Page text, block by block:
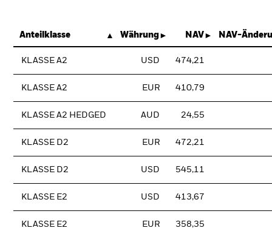
Anteilklasse Währung NAV NAV-
KLASSE A2 USD 474,21
KLASSE A2 EUR 410,79
KLASSE A2 HEDGED AUD 24,55
KLASSE D2 EUR 472,21
KLASSE D2 USD 545,11
KLASSE E2 USD 413,67
KLASSE E2 EUR 358,35